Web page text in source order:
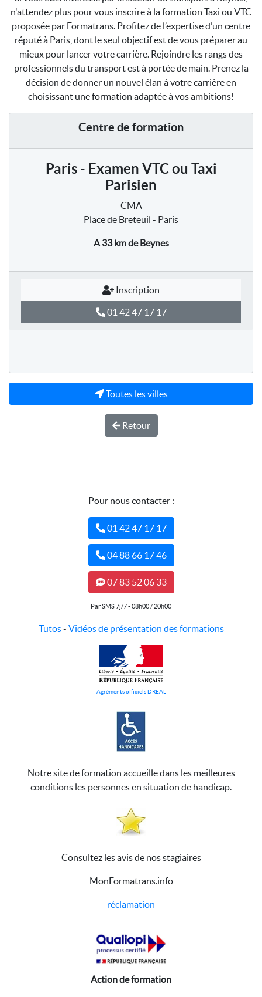
n'attendez plus pour vous inscrire à la formation Taxi ou VTC
proposée par Formatrans. Profitez de l’expertise d’un centre
réputé à Paris, dont le seul objectif est de vous préparer au
mieux pour lancer votre carrière. Rejoindre les rangs des
professionnels du transport est à portée de main. Prenez la
décision de donner un nouvel élan à votre carrière en
choisissant une formation adaptée à vos ambitions!
Centre de formation
Paris - Examen VTC ou Taxi
Parisien
CMA
Place de Breteuil - Paris
A 33 kmde Beynes
Inscription
01 42 47 17 17
Toutes les villes
Retour
Pour nous contacter :
01 42 47 17 17
04 88 66 17 46
07 83 52 06 33
Par SMS 7j/7 - 08h00 / 20h00
Tutos- Vidéos de présentation des formations
Agréments officiels DREAL
Notre site de formation accueille dans les meilleures
conditions les personnes en situation de handicap.
Consultez les avis de nos stagiaires
MonFormatrans.info
réclamation
Action de formation